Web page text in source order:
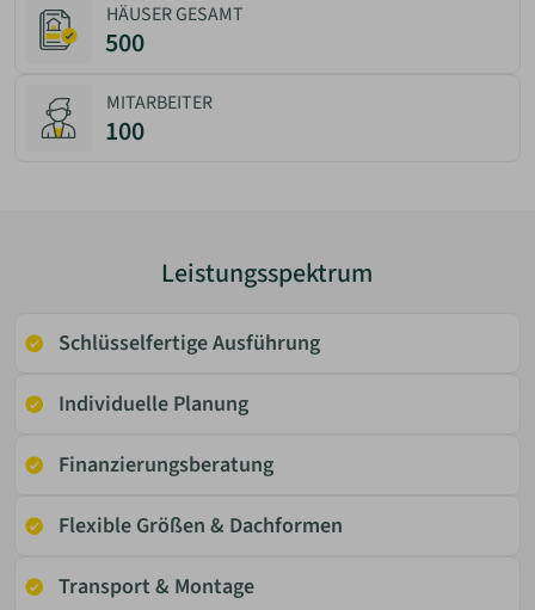
HÄUSER GESAMT
500
MITARBEITER
100
Leistungsspektrum
Schlüsselfertige Ausführung
Individuelle Planung
Fi­nan­zie­rungs­be­ra­tung
Flexible Größen & Dachformen
Transport & Montage